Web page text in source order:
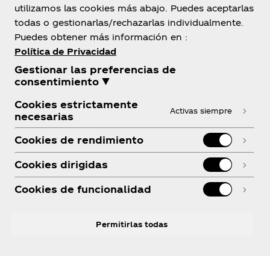
Sobre nosotros
¿Necesitas ayuda?
Legal
utilizamos las cookies más abajo. Puedes aceptarlas
todas o gestionarlas/rechazarlas individualmente.
Puedes obtener más información en :
Política de Privacidad
Gestionar las preferencias de
consentimiento ▼
Cookies estrictamente
necesarias
Activas siempre
Cookies de rendimiento
Cookies dirigidas
Cookies de funcionalidad
Permitirlas todas